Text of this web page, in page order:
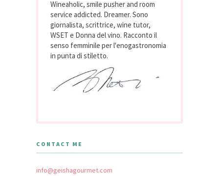
Wineaholic, smile pusher and room
service addicted. Dreamer. Sono
giornalista, scrittrice, wine tutor,
WSET e Donna del vino. Racconto il
senso femminile per l'enogastronomia
in punta di stiletto.
CONTACT ME
info@geishagourmet.com